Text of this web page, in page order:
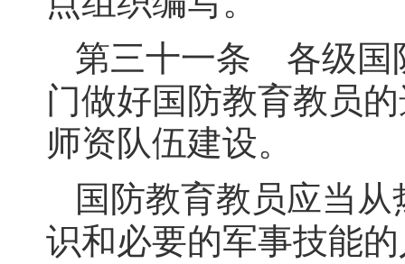
第三十一条 各级国
门做好国防教育教员
师资队伍建设。
国防教育教员应当
识和必要的军事技能